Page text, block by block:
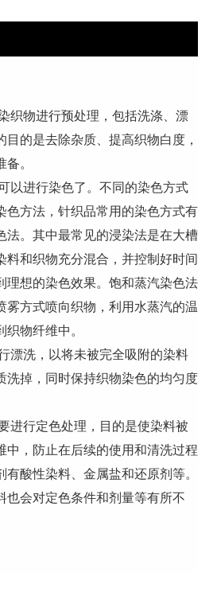
织物进行预处理，包括洗涤、漂
目的是去除杂质、提高织物白度，
。
以进行染色了。不同的染色方式
色方法，针织品常用的染色方式有
法。其中最常见的浸染法是在大槽
料和织物充分混合，并控制好时间
理想的染色效果。饱和蒸汽染色法
雾方式喷向织物，利用水蒸汽的温
物纤维中。
漂洗，以将未被完全吸附的染料
洗掉，同时保持织物染色的均匀度
进行定色处理，目的是使染料被
中，防止在后续的使用和清洗过程
酸性染料、金属盐和还原剂等。
也会对定色条件和剂量等有所不